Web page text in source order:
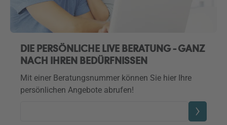
DIE PERSÖNLICHE LIVE BERATUNG - GANZ
NACH IHREN BEDÜRFNISSEN
Mit einer Beratungsnummer können Sie hier Ihre
persönlichen Angebote abrufen!